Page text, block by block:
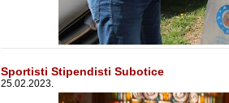
Sportisti Stipendisti Subotice
25.02.2023.